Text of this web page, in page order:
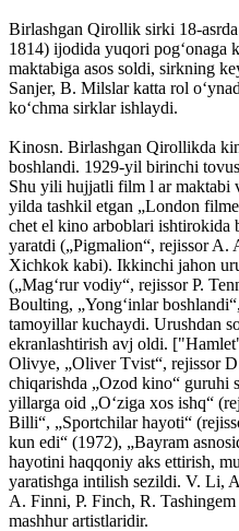
Birlashgan Qirollik sirki 18-
1814) ijodida yuqori pogʻonaga
maktabiga asos soldi, sirkning
Sanjer, B. Milslar katta rol
koʻchma sirklar ishlaydi.
Kinosn. Birlashgan Qirollikda
boshlandi. 1929-yil birinchi
Shu yili hujjatli film l ar maktabi
yilda tashkil etgan „London
chet el kino arboblari
yaratdi („Pigmalion“, rejissor A.
Xichkok kabi). Ikkinchi jahon
(„Magʻrur vodiy“, rejissor P.
Boulting, „Yongʻinlar
tamoyillar kuchaydi. Urushdan
ekranlashtirish avj oldi.
Olivye, „Oliver Tvist“, rejissor
chiqarishda „Ozod kino“ guruhi
yillarga oid „Oʻziga xos ishq“
Billi“, „Sportchilar hayoti“
kun edi“ (1972), „Bayram
hayotini haqqoniy aks ettirish,
yaratishga intilish sezildi. V. Li,
A. Finni, P. Finch, R.
mashhur artistlaridir.